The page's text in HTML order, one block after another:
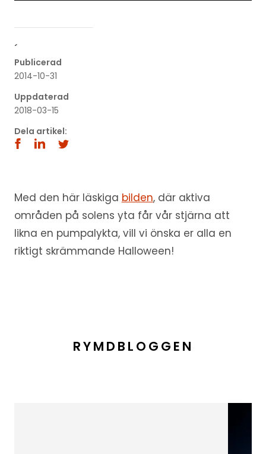
´
Publicerad
2014-10-31
Uppdaterad
2018-03-15
Dela artikel:
Med den här läskiga bilden, där aktiva
områden på solens yta får vår stjärna att
likna en pumpalykta, vill vi önska er alla en
riktigt skrämmande Halloween!
RYMDBLOGGEN